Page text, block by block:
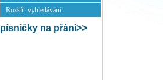
Rozšíř. vyhledávání
písničky na přání>>